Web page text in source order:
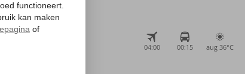
04:00 00:15 aug 36°C